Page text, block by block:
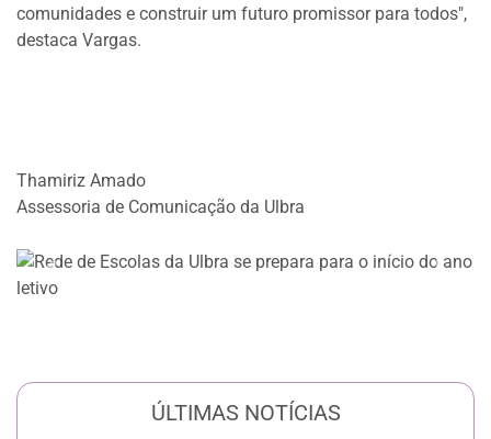
comunidades e construir um futuro promissor para todos",
destaca Vargas.
Thamiriz Amado
Assessoria de Comunicação da Ulbra
Anterior
ÚLTIMAS NOTÍCIAS